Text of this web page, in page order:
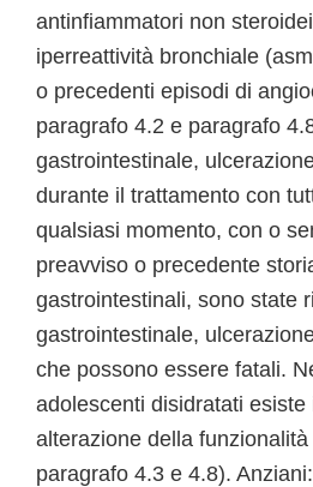
antinfiammatori non
iperreattività bronchiale
o precedenti episodi di
paragrafo 4.2 e paragrafo
gastrointestinale,
durante il trattamento con
qualsiasi momento, con o
preavviso o precedente
gastrointestinali, sono state
gastrointestinale,
che possono essere fatali.
adolescenti disidratati esiste
alterazione della
paragrafo 4.3 e 4.8).